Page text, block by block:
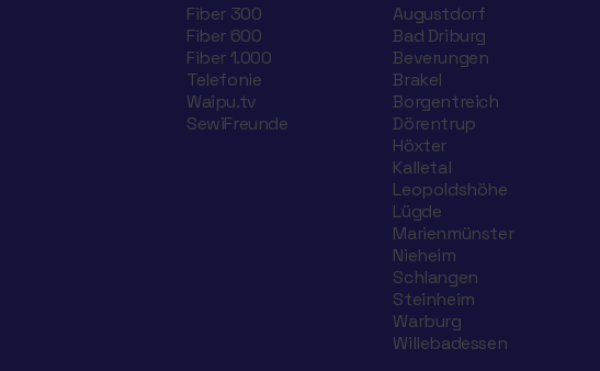
Fiber 300
Fiber 600
Fiber 1.000
Telefonie
Waipu.tv
SewiFreunde
Augustdorf
Bad Driburg
Beverungen
Brakel
Borgentreich
Dörentrup
Höxter
Kalletal
Leopoldshöhe
Lügde
Marienmünster
Nieheim
Schlangen
Steinheim
Warburg
Willebadessen